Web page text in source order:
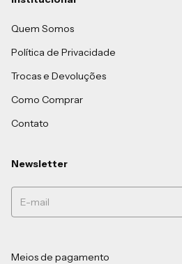
Quem Somos
Política de Privacidade
Trocas e Devoluções
Como Comprar
Contato
Newsletter
Meios de pagamento